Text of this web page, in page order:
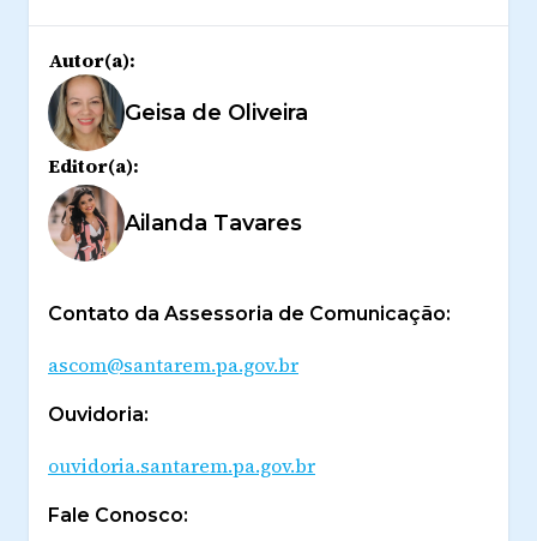
Autor(a):
Geisa de Oliveira
Editor(a):
Ailanda Tavares
Contato da Assessoria de Comunicação:
ascom@santarem.pa.gov.br
Ouvidoria:
ouvidoria.santarem.pa.gov.br
Fale Conosco: